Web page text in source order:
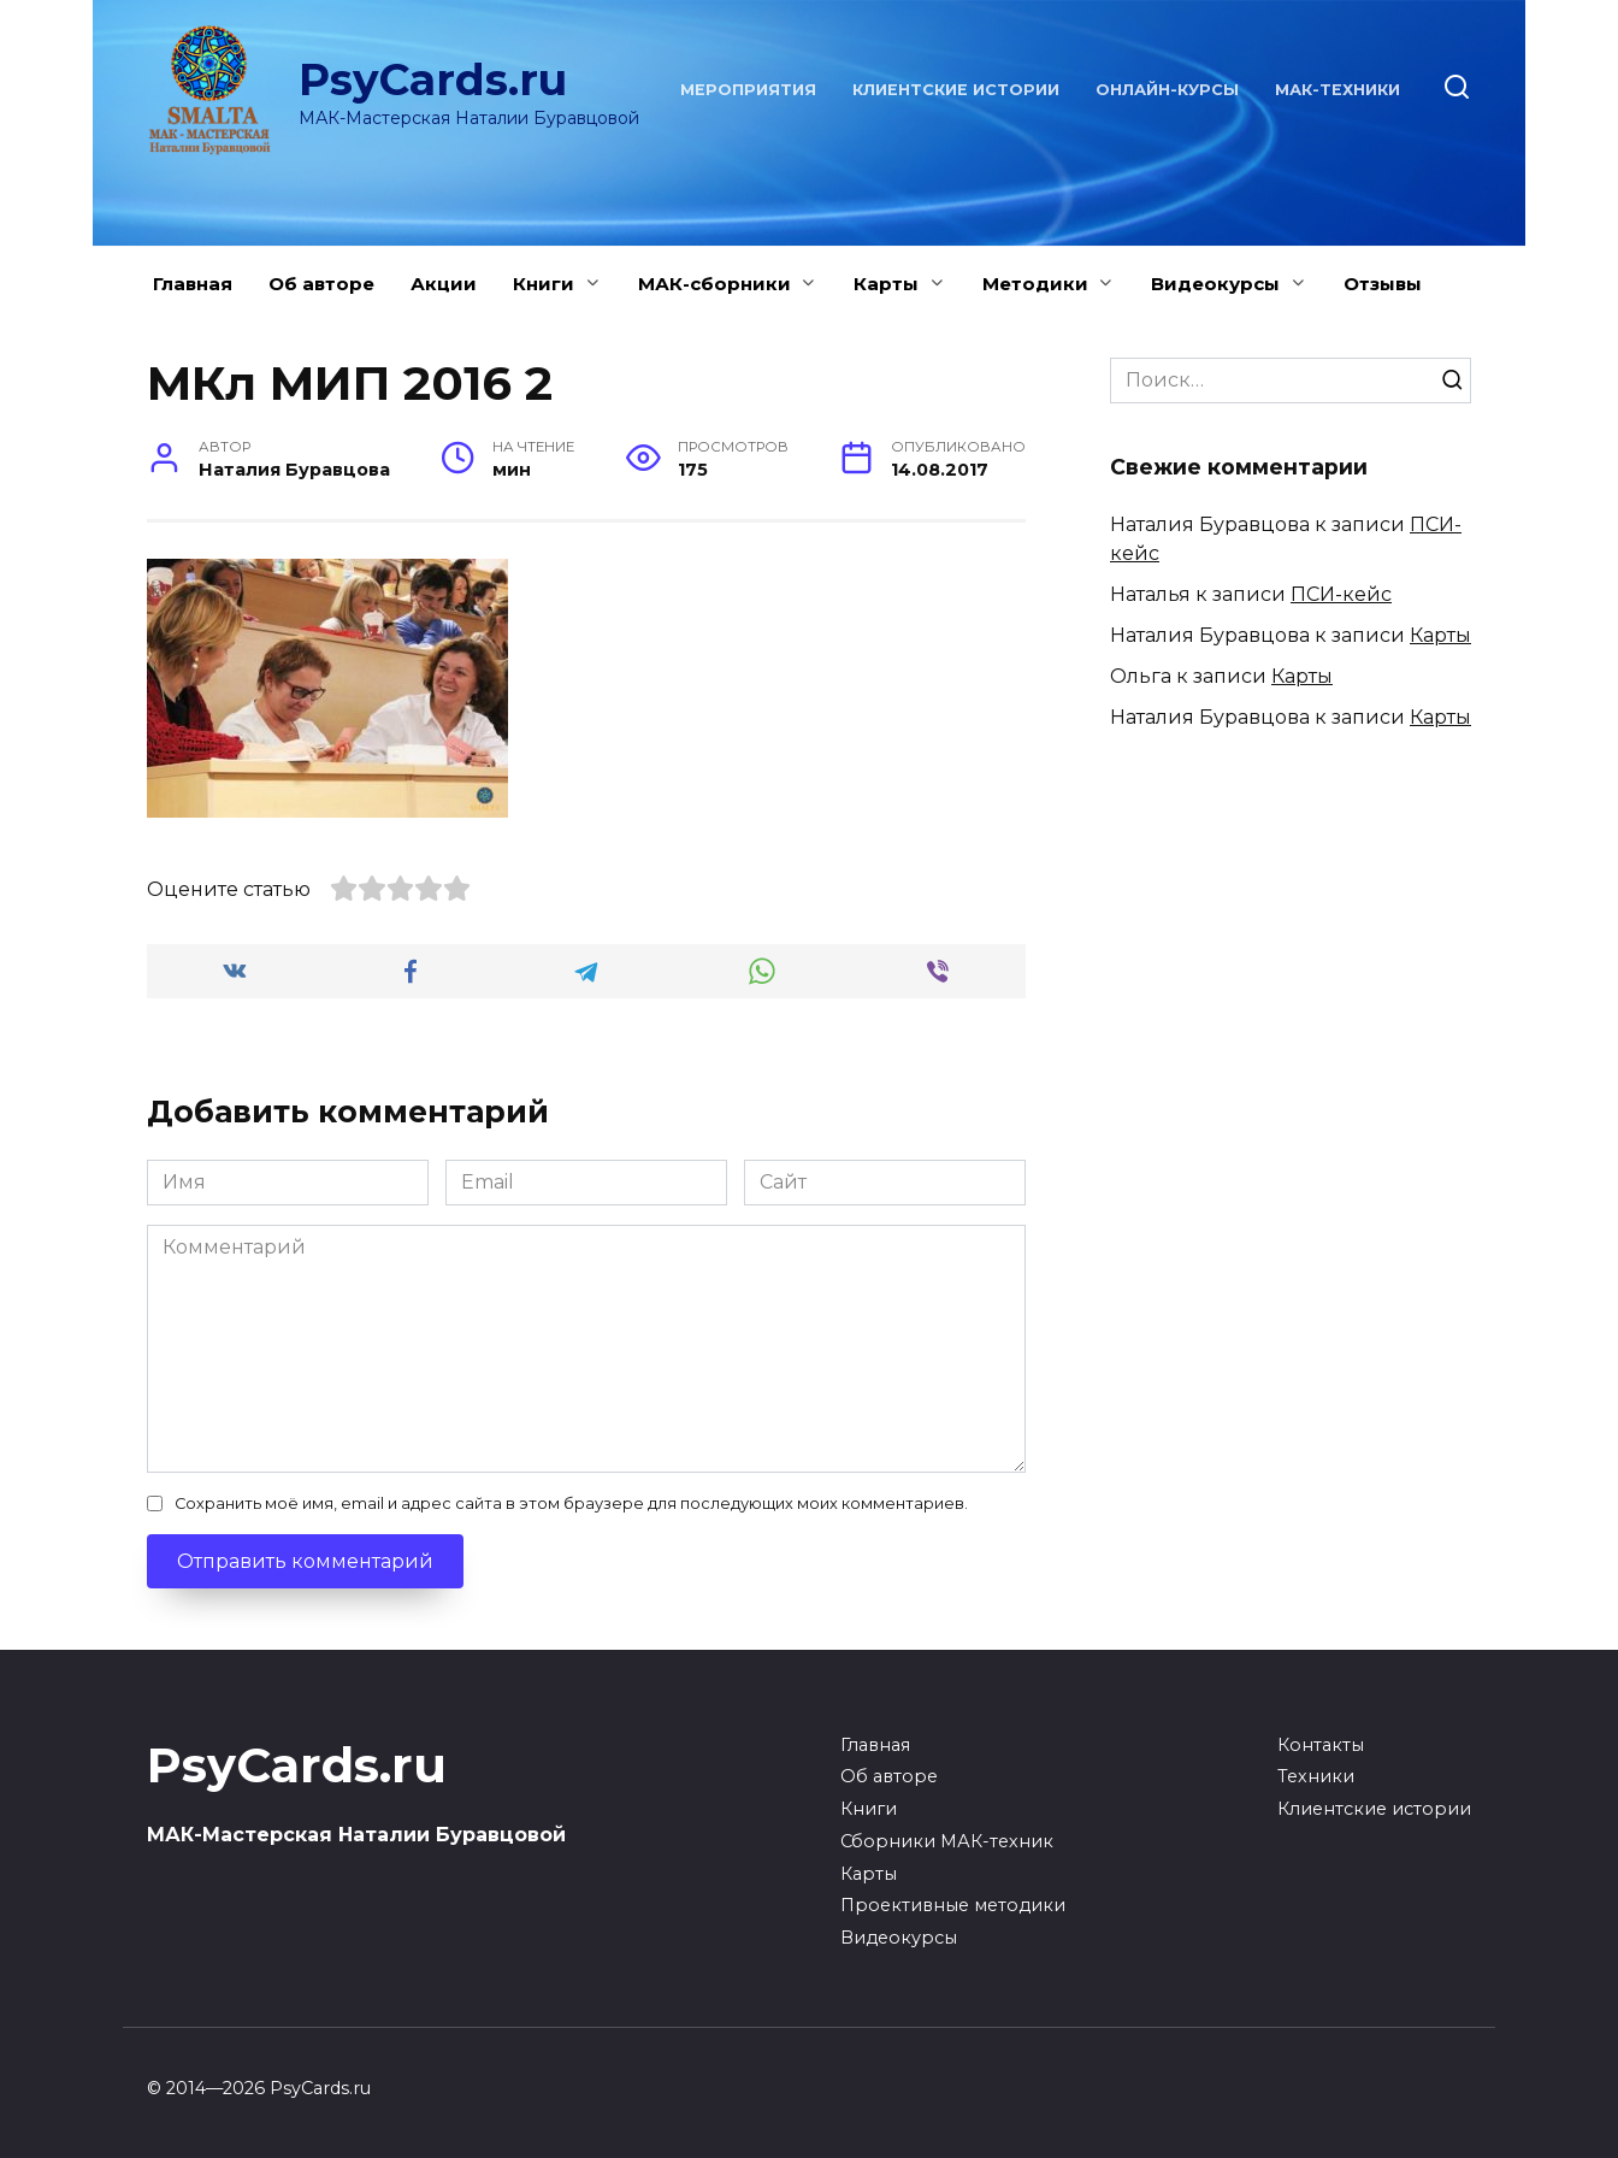
PsyCards.ru
МАК-Мастерская Наталии Буравцовой
МЕРОПРИЯТИЯ КЛИЕНТСКИЕ ИСТОРИИ ОНЛАЙН-КУРСЫ МАК-ТЕХНИКИ
Главная Об авторе Акции Книги МАК-сборники Карты Методики Видеокурсы Отзывы
МКл МИП 2016 2
АВТОР
Наталия Буравцова
НА ЧТЕНИЕ
мин
ПРОСМОТРОВ
175
ОПУБЛИКОВАНО
14.08.2017
Оцените статью
Добавить комментарий
Имя
*
Email
*
Сайт
Комментарий
Сохранить моё имя, email и адрес сайта в этом браузере для последующих моих комментариев.
Search
for:
Свежие комментарии
Наталия Буравцова к записи ПСИ-
кейс
Наталья к записи ПСИ-кейс
Наталия Буравцова к записи Карты
Ольга к записи Карты
Наталия Буравцова к записи Карты
PsyCards.ru
МАК-Мастерская Наталии Буравцовой
Главная
Об авторе
Книги
Сборники МАК-техник
Карты
Проективные методики
Видеокурсы
Контакты
Техники
Клиентские истории
© 2014—2026 PsyCards.ru